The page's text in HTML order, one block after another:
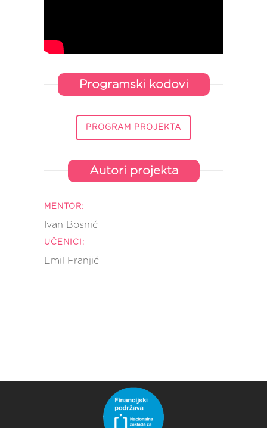
Programski kodovi
PROGRAM PROJEKTA
Autori projekta
MENTOR:
Ivan Bosnić
UČENICI:
Emil Franjić